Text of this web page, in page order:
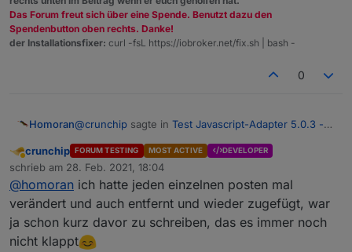
Das Forum freut sich über eine Spende. Benutzt dazu den
Spendenbutton oben rechts. Danke!
der Installationsfixer: curl -fsL https://iobroker.net/fix.sh | bash -
0
Homoran@crunchip sagte in Test Javascript-Adapter 5.0.3 -
@apollon77funktioniert nun, musste jedoch das
script löschen und neu anlegen
wahrscheinlich hätte eine kleine Änderung (und
nach speichern rückgängig) gereicht
Abwesend
crunchip FORUM TESTING MOST ACTIVE DEVELOPER
schrieb am 28. Feb. 2021, 18:04
zuletzt editiert von
@homoran ich hatte jeden einzelnen posten mal
verändert und auch entfernt und wieder zugefügt, war
ja schon kurz davor zu schreiben, das es immer noch
nicht klappt